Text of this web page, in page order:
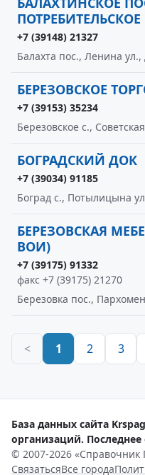
+7 (39148) 21327
Балахта пос., Ленина ул.,
БЕРЕЗОВСКОЕ
+7 (39153) 35234
Березовское с.,
БОГРАДСКИЙ ДОК
+7 (39034) 91185
Боград с., Потылицына
БЕРЕЗОВСКАЯ
ВОИ)
+7 (39175) 91332
факс +7 (39175) 21270
Березовка пос.,
< 1 2 3
База данных сайта
организаций. Последнее
© 2007-2026 «Справочник
СвязатьсяВсе города